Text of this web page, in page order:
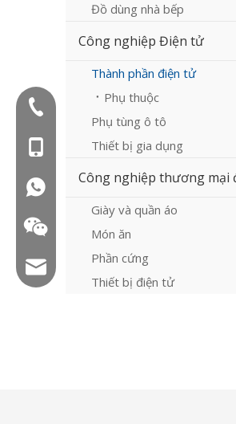
Đồ dùng nhà bếp
Công nghiệp Điện tử
Thành phần điện tử
Phụ thuộc
Phụ tùng ô tô
Thiết bị gia dụng
Giày và quần áo
Món ăn
Phần cứng
Thiết bị điện tử
Điện thoại:+86-577-88627766
Mob: +86-18858715170
WA: 0086 18858715170
Email: hl@hualian.biz